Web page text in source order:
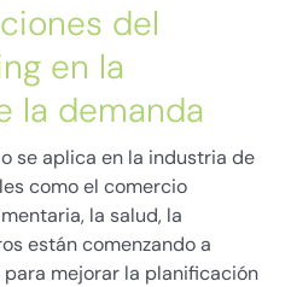
del
en la
la demanda
se aplica en la industria de
como el comercio
la salud, la
están comenzando a
mejorar la planificación